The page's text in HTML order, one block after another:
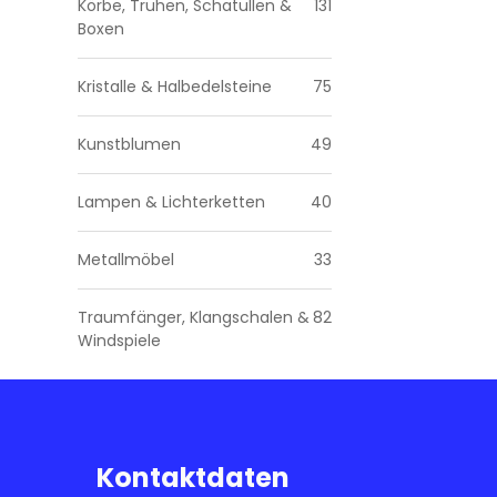
Körbe, Truhen, Schatullen &
Boxen
131
Kristalle & Halbedelsteine 75
Kunstblumen 49
Lampen & Lichterketten 40
Metallmöbel 33
Traumfänger, Klangschalen &
Windspiele
82
Kontaktdaten